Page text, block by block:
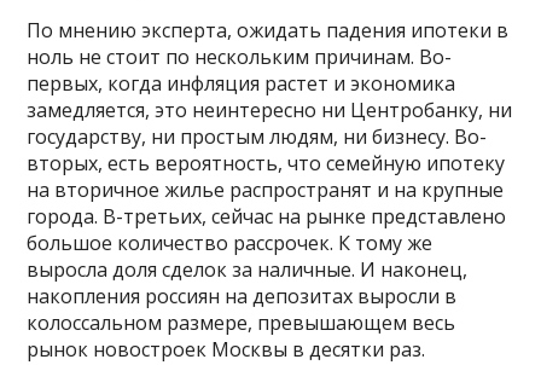
По мнению эксперта, ожидать падения ипотеки в
ноль не стоит по нескольким причинам. Во-
первых, когда инфляция растет и экономика
замедляется, это неинтересно ни Центробанку, ни
государству, ни простым людям, ни бизнесу. Во-
вторых, есть вероятность, что семейную ипотеку
на вторичное жилье распространят и на крупные
города. В-третьих, сейчас на рынке представлено
большое количество рассрочек. К тому же
выросла доля сделок за наличные. И наконец,
накопления россиян на депозитах выросли в
колоссальном размере, превышающем весь
рынок новостроек Москвы в десятки раз.